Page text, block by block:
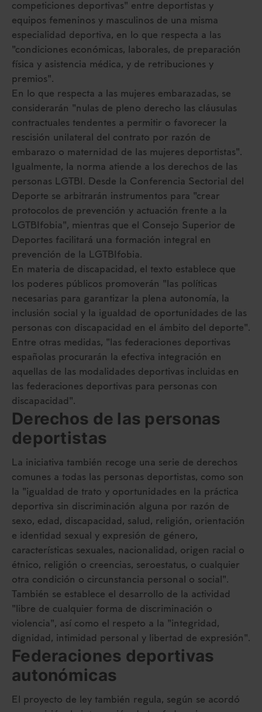
competiciones deportivas" entre deportistas y
equipos femeninos y masculinos de una misma
especialidad deportiva, en lo que respecta a las
"condiciones económicas, laborales, de preparación
física y asistencia médica, y de retribuciones y
premios".
En lo que respecta a las mujeres embarazadas, se
considerarán "nulas de pleno derecho las cláusulas
contractuales tendentes a permitir o favorecer la
rescisión unilateral del contrato por razón de
embarazo o maternidad de las mujeres deportistas".
Igualmente, la norma atiende a los derechos de las
personas LGTBI. Desde la Conferencia Sectorial del
Deporte se arbitrarán instrumentos para "crear
protocolos de prevención y actuación frente a la
LGTBIfobia", mientras que el Consejo Superior de
Deportes facilitará una formación integral en
prevención de la LGTBIfobia.
En materia de discapacidad, el texto establece que
los poderes públicos promoverán "las políticas
necesarias para garantizar la plena autonomía, la
inclusión social y la igualdad de oportunidades de las
personas con discapacidad en el ámbito del deporte".
Entre otras medidas, "las federaciones deportivas
españolas procurarán la efectiva integración en
aquellas de las modalidades deportivas incluidas en
las federaciones deportivas para personas con
discapacidad".
Derechos de las personas
deportistas
La iniciativa también recoge una serie de derechos
comunes a todas las personas deportistas, como son
la "igualdad de trato y oportunidades en la práctica
deportiva sin discriminación alguna por razón de
sexo, edad, discapacidad, salud, religión, orientación
e identidad sexual y expresión de género,
características sexuales, nacionalidad, origen racial o
étnico, religión o creencias, seroestatus, o cualquier
otra condición o circunstancia personal o social".
También se establece el desarrollo de la actividad
"libre de cualquier forma de discriminación o
violencia", así como el respeto a la "integridad,
dignidad, intimidad personal y libertad de expresión".
Federaciones deportivas
autonómicas
El proyecto de ley también regula, según se acordó